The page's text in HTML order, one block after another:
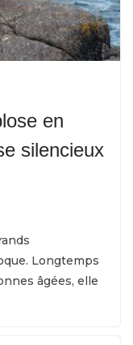
en
silencieux
Longtemps
âgées, elle